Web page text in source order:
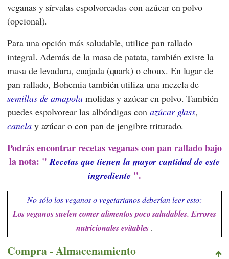
veganas y sírvalas espolvoreadas con azúcar en polvo
(opcional).
Para una opción más saludable, utilice pan rallado
integral. Además de la masa de patata, también existe la
masa de levadura, cuajada (quark) o choux. En lugar de
pan rallado, Bohemia también utiliza una mezcla de
semillas de amapolamolidas y azúcar en polvo. También
puedes espolvorear las albóndigas con azúcar glass,
canelay azúcar o con pan de jengibre triturado.
Podrás encontrar recetas veganas con pan rallado bajo
la nota: " Recetas que tienen la mayor cantidad de este
ingrediente ".
No sólo los veganos o vegetarianos deberían leer esto:
Los veganos suelen comer alimentos poco saludables. Errores
nutricionales evitables .
Compra - Almacenamiento